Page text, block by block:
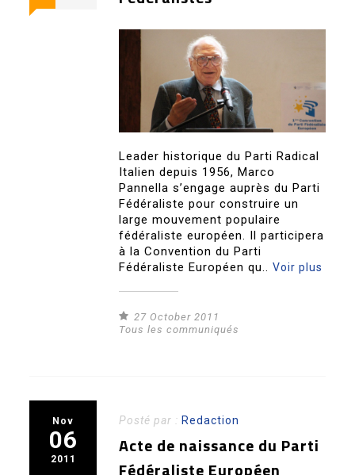
Leader historique du Parti Radical
Italien depuis 1956, Marco
Pannella s’engage auprès du Parti
Fédéraliste pour construire un
large mouvement populaire
fédéraliste européen. Il participera
à la Convention du Parti
Fédéraliste Européen qu..Voir plus
27 October 2011
Tous les communiqués
Nov
06
2011
Posté par : Redaction
Acte de naissance du Parti
Fédéraliste Européen